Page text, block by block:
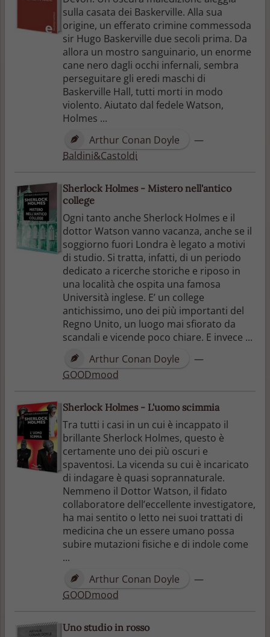
sulla casata dei Baskerville. Alla sua
origine, un efferato crimine commessoda
sir Hugo Baskerville due secoli prima. Da
allora un mostro sanguinario, un enorme
cane nero dagli occhi infernali, sembra
perseguitare gli eredi maschi di
Baskerville Hall, tutti morti in modo
violento. Aiutato dal fedele Watson,
Holmes ...
Arthur Conan Doyle
—
Baldini&Castoldi
Sherlock Holmes - Mistero nell'antico
college
Ogni tanto anche Sherlock Holmes e il
dottor Watson vanno vacanza, anche se il
soggiorno fuori Londra è legato a motivi
di studio. Si tratta, infatti, di un periodo
dedicato a ricerche storiche e riposo in
una località che ospita una famosa
Università inglese. E’ un college
antichissimo, uno dei più importanti del
Regno Unito, un luogo mai sfiorato da
scandali e vicende poco chiare. E invece ...
Arthur Conan Doyle
—
GOODmood
Sherlock Holmes - L'uomo scimmia
Tra tutti i casi in un cui è incappato il
brillante Sherlock Holmes, questo è
certamente uno dei più oscuri e
spaventosi. La vicenda su cui è incaricato
di indagare è quasi soprannaturale.
Nemmeno il Dottor Watson, il fidato
collaboratore dell’eccellente investigatore,
ha mai sentito o letto nei suoi trattati di
medicina che un essere umano possa
subire mutazioni fisiche e di indole come
...
Arthur Conan Doyle
—
GOODmood
Uno studio in rosso